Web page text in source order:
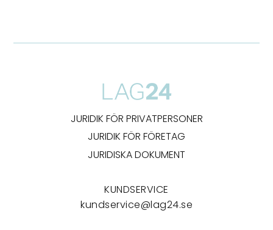
JURIDIK FÖR PRIVATPERSONER
JURIDIK FÖR FÖRETAG
JURIDISKA DOKUMENT
KUNDSERVICE
kundservice@lag24.se